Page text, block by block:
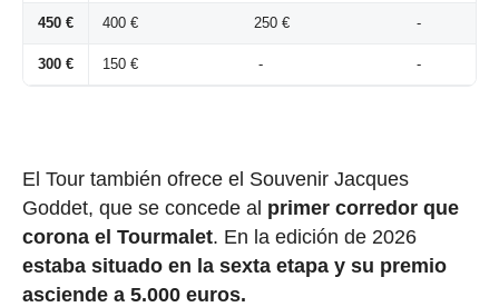
450 € 400 € 250 € -
300 € 150 € - -
El Tour también ofrece el Souvenir Jacques
Goddet, que se concede al primer corredor que
corona el Tourmalet. En la edición de 2026
estaba situado en la sexta etapa y su premio
asciende a 5.000 euros.